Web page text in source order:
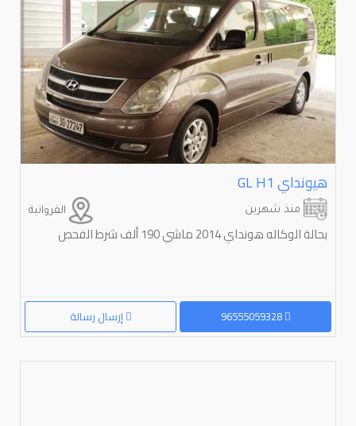
هيونداي ⁦H1⁩ ⁦GL⁩
الفروانية منذ شهرين
بحالة الوكاله هونداي 2014 ماشي 190 ألف شرط الفحص
إرسال رسالة 96555059328